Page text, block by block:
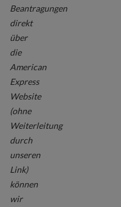
Beantragungen
direkt
über
die
American
Express
Website
(ohne
Weiterleitung
durch
unseren
Link)
können
wir